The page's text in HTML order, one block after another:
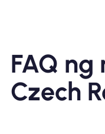
FAQ ng
Czech